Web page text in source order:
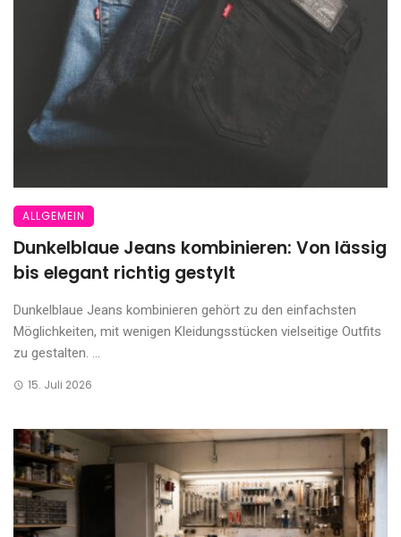
ALLGEMEIN
Dunkelblaue Jeans kombinieren: Von lässig
bis elegant richtig gestylt
Dunkelblaue Jeans kombinieren gehört zu den einfachsten
Möglichkeiten, mit wenigen Kleidungsstücken vielseitige Outfits
zu gestalten. ...
15. Juli 2026